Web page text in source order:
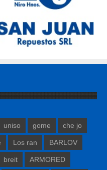
uniso gome che jo
Los ran BARLOV
breit ARMORED